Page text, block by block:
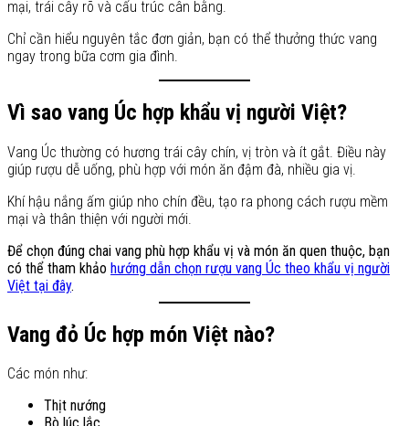
mại, trái cây rõ và cấu trúc cân bằng.
Chỉ cần hiểu nguyên tắc đơn giản, bạn có thể thưởng thức vang
ngay trong bữa cơm gia đình.
Vì sao vang Úc hợp khẩu vị người Việt?
Vang Úc thường có hương trái cây chín, vị tròn và ít gắt. Điều này
giúp rượu dễ uống, phù hợp với món ăn đậm đà, nhiều gia vị.
Khí hậu nắng ấm giúp nho chín đều, tạo ra phong cách rượu mềm
mại và thân thiện với người mới.
Để chọn đúng chai vang phù hợp khẩu vị và món ăn quen thuộc, bạn
có thể tham khảo hướng dẫn chọn rượu vang Úc theo khẩu vị người
Việt tại đây.
Vang đỏ Úc hợp món Việt nào?
Các món như:
Thịt nướng